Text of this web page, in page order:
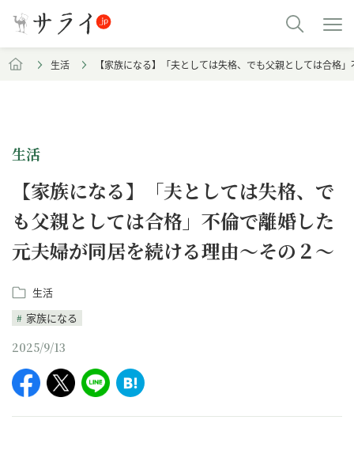
生活 【家族になる】「夫としては失格、でも父親としては合格
生活
【家族になる】「夫としては失格、で
も父親としては合格」不倫で離婚した
元夫婦が同居を続ける理由～その２～
生活
家族になる
2025/9/13